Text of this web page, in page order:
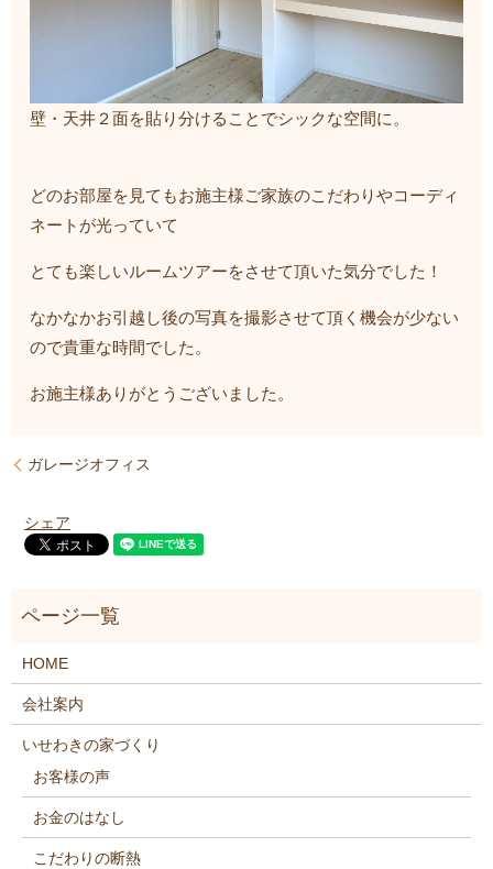
壁・天井２面を貼り分けることでシックな空間に。
どのお部屋を見てもお施主様ご家族のこだわりやコーディ
ネートが光っていて
とても楽しいルームツアーをさせて頂いた気分でした！
なかなかお引越し後の写真を撮影させて頂く機会が少ない
ので貴重な時間でした。
お施主様ありがとうございました。
ガレージオフィス
シェア
HOME
会社案内
いせわきの家づくり
お客様の声
お金のはなし
こだわりの断熱